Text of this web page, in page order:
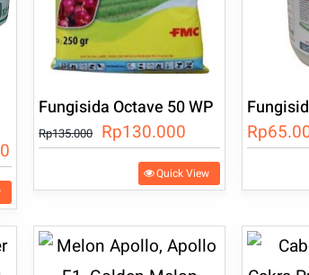
Rentang
harga:
Rp85.000
hingga
Fungisida Octave 50 WP
Rp135.000 Harga
aslinya
adalah:
Rp135.000.
Rp130.000
saat
ini
adalah:
Rp130.000.
Quick View
Rp